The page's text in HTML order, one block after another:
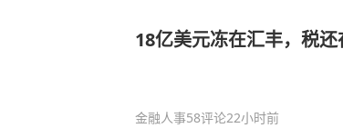
18亿美元冻在汇丰，税
金融人事58评论22小时前